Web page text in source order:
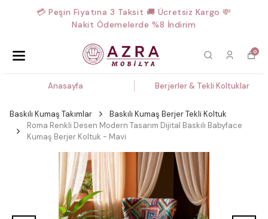
💳 Peşin Fiyatına 3 Taksit 🚚 Ücretsiz Kargo 💸
Nakit Ödemelerde %8 İndirim
0
Anasayfa Berjerler & Tekli Koltuklar
Baskılı Kumaş Takımlar
Baskılı Kumaş Berjer Tekli Koltuk
Roma Renkli Desen Modern Tasarım Dijital Baskılı Babyface
Kumaş Berjer Koltuk - Mavi